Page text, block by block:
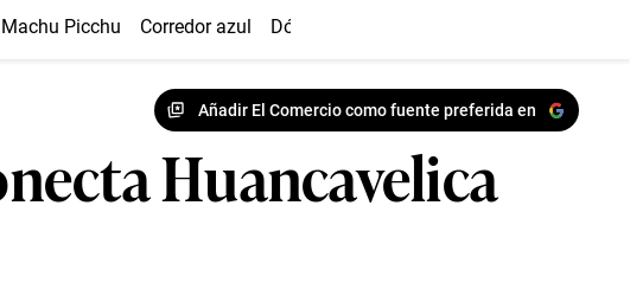
Machu Picchu Corredor azul Dólar
Añadir El Comercio como fuente preferida en
Huancavelica